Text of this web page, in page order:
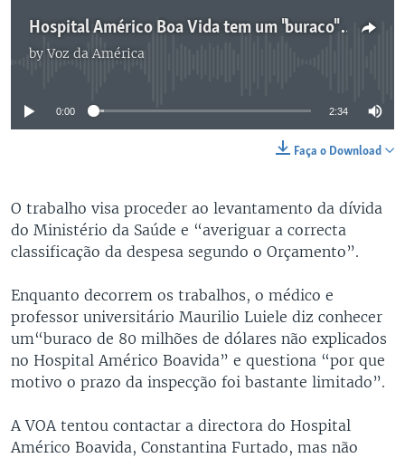
Hospital Américo Boa Vida tem um "buraco" de 80 milhões de dólares - 2:34
byVoz da América
No media source currently available
0:00 2:34
Faça o Download
O trabalho visa proceder ao levantamento da dívida
do Ministério da Saúde e “averiguar a correcta
classificação da despesa segundo o Orçamento”.
Enquanto decorrem os trabalhos, o médico e
professor universitário Maurilio Luiele diz conhecer
um“buraco de 80 milhões de dólares não explicados
no Hospital Américo Boavida” e questiona “por que
motivo o prazo da inspecção foi bastante limitado”.
A VOA tentou contactar a directora do Hospital
Américo Boavida, Constantina Furtado, mas não